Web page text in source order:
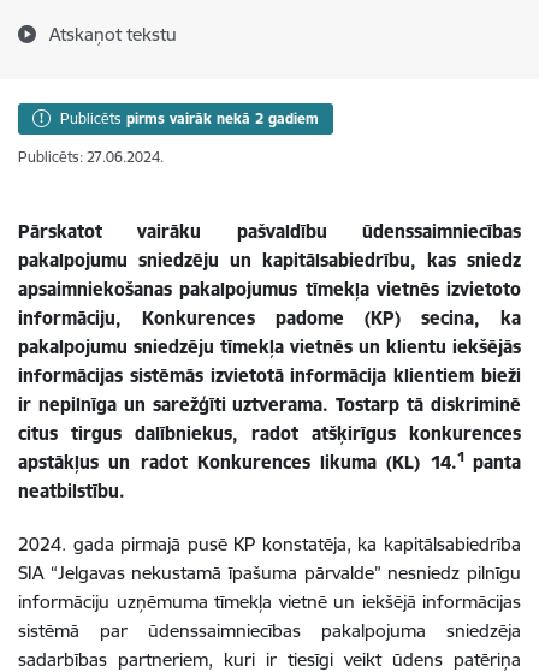
Atskaņot tekstu
Publicēts pirms vairāk nekā 2 gadiem
Publicēts: 27.06.2024.
Pārskatot vairāku pašvaldību ūdenssaimniecības
pakalpojumu sniedzēju un kapitālsabiedrību, kas sniedz
apsaimniekošanas pakalpojumus tīmekļa vietnēs izvietoto
informāciju, Konkurences padome (KP) secina, ka
pakalpojumu sniedzēju tīmekļa vietnēs un klientu iekšējās
informācijas sistēmās izvietotā informācija klientiem bieži
ir nepilnīga un sarežģīti uztverama. Tostarp tā diskriminē
citus tirgus dalībniekus, radot atšķirīgus konkurences
apstākļus un radot Konkurences likuma (KL) 14.1panta
neatbilstību.
2024. gada pirmajā pusē KP konstatēja, ka kapitālsabiedrība
SIA “Jelgavas nekustamā īpašuma pārvalde” nesniedz pilnīgu
informāciju uzņēmuma tīmekļa vietnē un iekšējā informācijas
sistēmā par ūdenssaimniecības pakalpojuma sniedzēja
sadarbības partneriem, kuri ir tiesīgi veikt ūdens patēriņa